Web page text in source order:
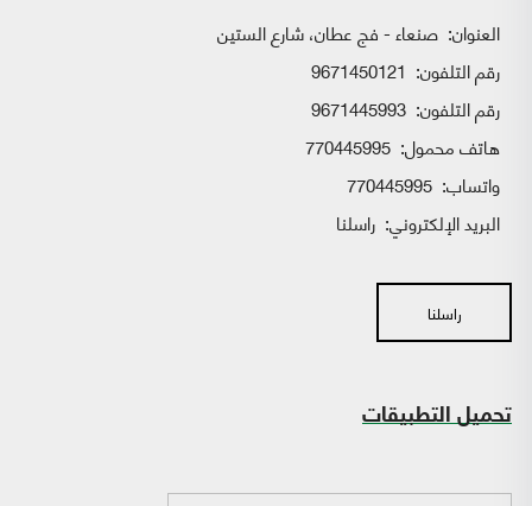
العنوان: صنعاء - فج عطان، شارع الستين
رقم التلفون: 9671450121
رقم التلفون: 9671445993
هاتف محمول: 770445995
واتساب:
البريد الإلكتروني: راسلنا
راسلنا
تحميل التطبيقات